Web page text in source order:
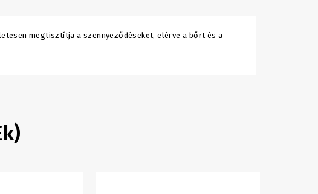
megtisztítja a szennyeződéseket, elérve a bőrt és a